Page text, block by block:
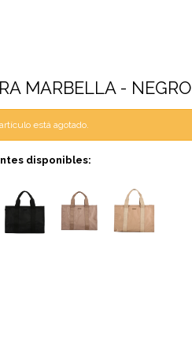
MARBELLA - NEGRO
está agotado.
disponibles: